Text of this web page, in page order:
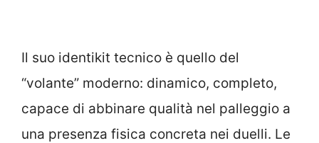
Il suo identikit tecnico è quello del
“volante” moderno: dinamico, completo,
capace di abbinare qualità nel palleggio a
una presenza fisica concreta nei duelli. Le